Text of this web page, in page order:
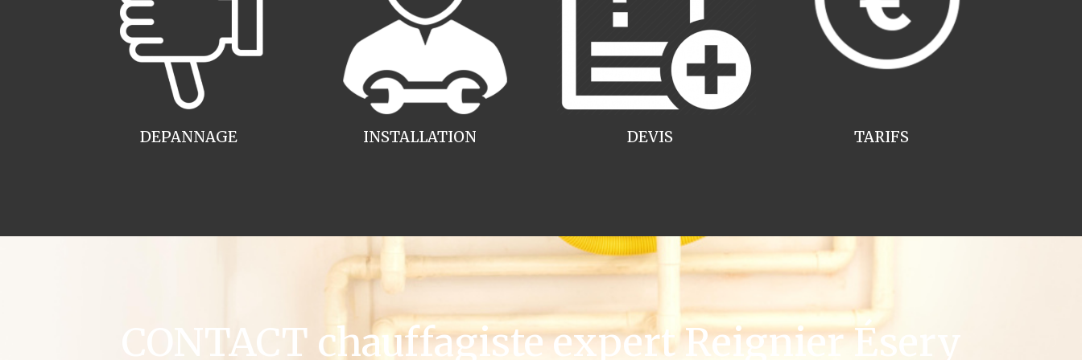
INSTALLATION
DEPANNAGE TARIFS
DEVIS
CONTACT chauffagiste expert Reignier Ésery